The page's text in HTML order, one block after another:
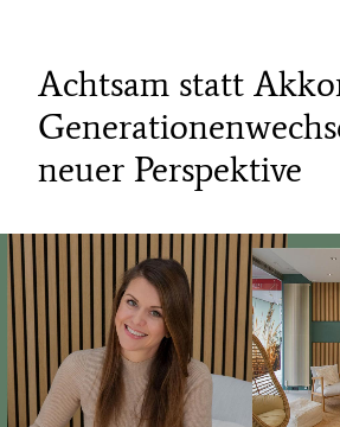
Achtsam statt
neuer Perspektive